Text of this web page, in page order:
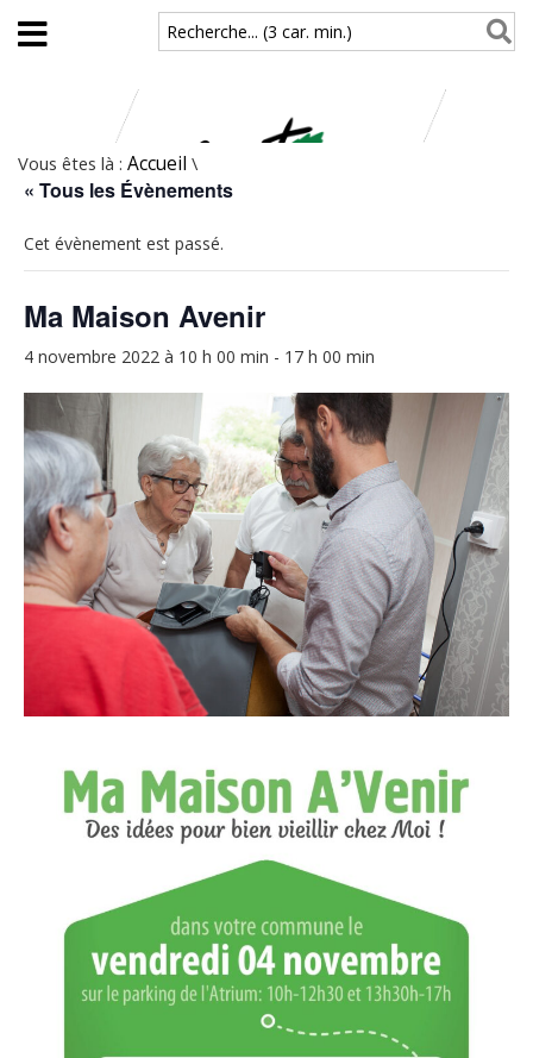
Aller au contenu principal
Recherche... (3 car. min.)
Vous êtes là : Accueil \
« Tous les Évènements
Cet évènement est passé.
Ma Maison Avenir
4 novembre 2022 à 10 h 00 min - 17 h 00 min